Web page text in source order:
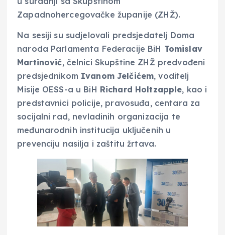
Zapadnohercegovačke županije (ZHŽ).
Na sesiji su sudjelovali predsjedatelj Doma
naroda Parlamenta Federacije BiH Tomislav
Martinović, čelnici Skupštine ZHŽ predvođeni
predsjednikom Ivanom Jelčićem, voditelj
Misije OESS-a u BiH Richard Holtzapple, kao i
predstavnici policije, pravosuđa, centara za
socijalni rad, nevladinih organizacija te
međunarodnih institucija uključenih u
prevenciju nasilja i zaštitu žrtava.